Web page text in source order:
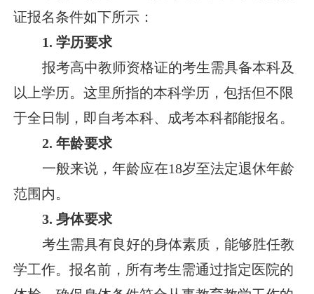
证报名条件如下所示：
1. 学历要求
报考高中教师资格证的考生需具备本科及
以上学历。这里所指的本科学历，包括但不限
于全日制，即自考本科、成考本科都能报名。
2. 年龄要求
一般来说，年龄应在18岁至法定退休年龄
范围内。
3. 身体要求
考生需具有良好的身体素质，能够胜任教
学工作。报名前，所有考生需通过指定医院的